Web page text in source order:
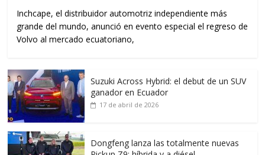
Inchcape, el distribuidor automotriz independiente más
grande del mundo, anunció en evento especial el regreso de
Volvo al mercado ecuatoriano,
Suzuki Across Hybrid: el debut de un SUV
ganador en Ecuador
17 de abril de 2026
Dongfeng lanza las totalmente nuevas